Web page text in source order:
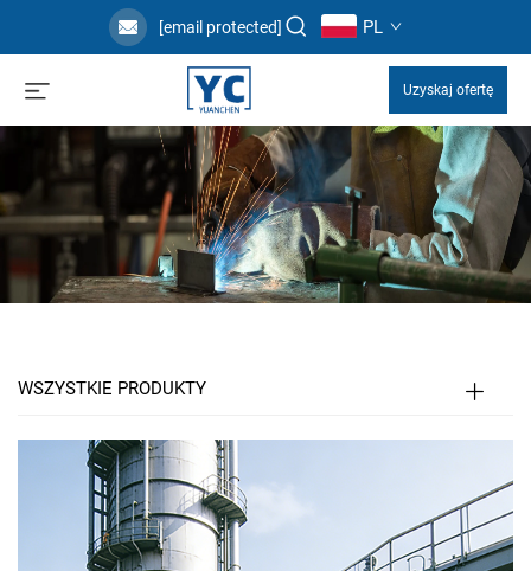
[email protected] PL
Uzyskaj ofertę
WSZYSTKIE PRODUKTY